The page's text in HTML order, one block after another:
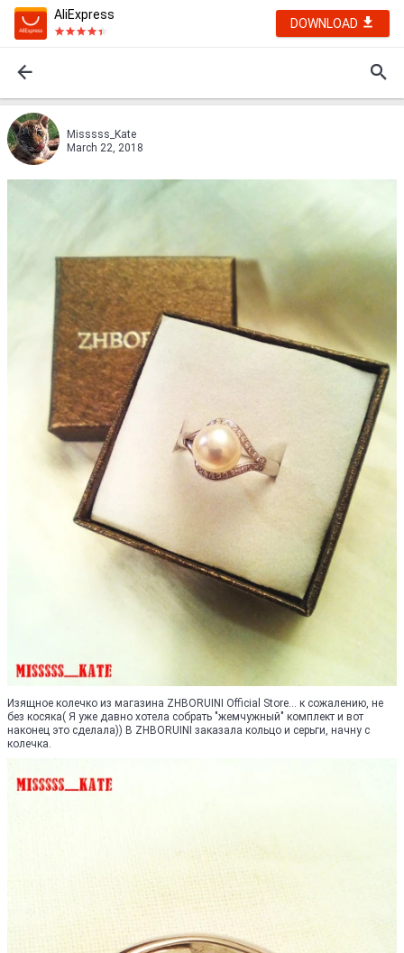
AliExpress
DOWNLOAD
Misssss_Kate
March 22, 2018
Изящное колечко из магазина ZHBORUINI Official Store... к сожалению, не
без косяка( Я уже давно хотела собрать "жемчужный" комплект и вот
наконец это сделала)) В ZHBORUINI заказала кольцо и серьги, начну с
колечка.